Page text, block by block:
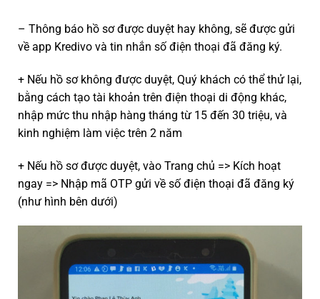
– Thông báo hồ sơ được duyệt hay không, sẽ được gửi
về app Kredivo và tin nhắn số điện thoại đã đăng ký.
+ Nếu hồ sơ không được duyệt, Quý khách có thể thử lại,
bằng cách tạo tài khoản trên điện thoại di động khác,
nhập mức thu nhập hàng tháng từ 15 đến 30 triệu, và
kinh nghiệm làm việc trên 2 năm
+ Nếu hồ sơ được duyệt, vào Trang chủ => Kích hoạt
ngay => Nhập mã OTP gửi về số điện thoại đã đăng ký
(như hình bên dưới)